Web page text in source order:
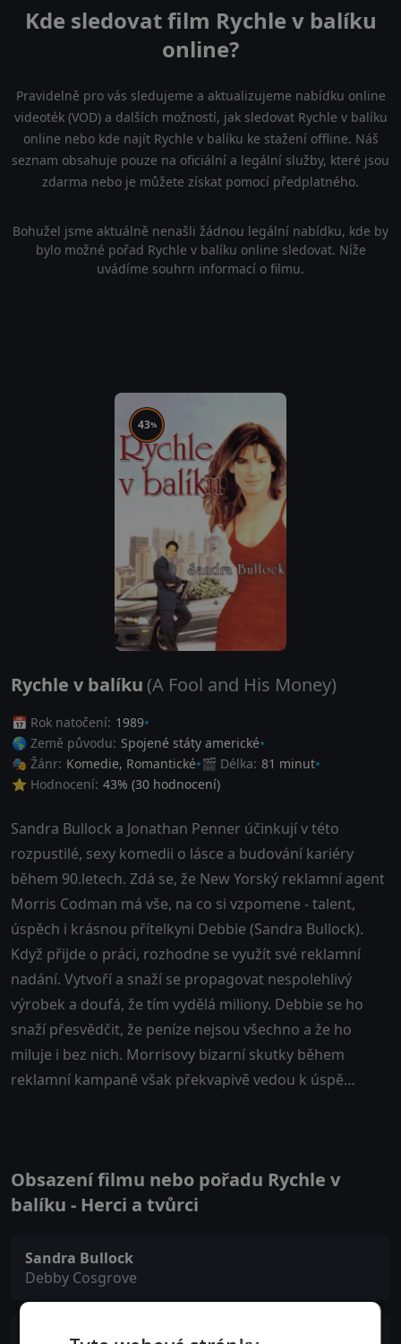
Kde sledovat film Rychle v balíku
online?
Pravidelně pro vás sledujeme a aktualizujeme nabídku online
videoték (VOD) a dalších možností, jak sledovat Rychle v balíku
online nebo kde najít Rychle v balíku ke stažení offline. Náš
seznam obsahuje pouze na oficiální a legální služby, které jsou
zdarma nebo je můžete získat pomocí předplatného.
Bohužel jsme aktuálně nenašli žádnou legální nabídku, kde by
bylo možné pořad Rychle v balíku online sledovat. Níže
uvádíme souhrn informací o filmu.
43%
Rychle v balíku (A Fool and His Money)
📅 Rok natočení: 1989
🌎 Země původu: Spojené státy americké
🎭 Žánr: Komedie, Romantické 🎬 Délka: 81 minut
⭐ Hodnocení: 43% (30 hodnocení)
Sandra Bullock a Jonathan Penner účinkují v této
rozpustilé, sexy komedii o lásce a budování kariéry
během 90.letech. Zdá se, že New Yorský reklamní agent
Morris Codman má vše, na co si vzpomene - talent,
úspěch i krásnou přítelkyni Debbie (Sandra Bullock).
Když přijde o práci, rozhodne se využít své reklamní
nadání. Vytvoří a snaží se propagovat nespolehlivý
výrobek a doufá, že tím vydělá miliony. Debbie se ho
snaží přesvědčit, že peníze nejsou všechno a že ho
miluje i bez nich. Morrisovy bizarní skutky během
reklamní kampaně však překvapivě vedou k úspě…
Obsazení filmu nebo pořadu Rychle v
balíku - Herci a tvůrci
Sandra Bullock
Debby Cosgrove
Jerzy Kosiński